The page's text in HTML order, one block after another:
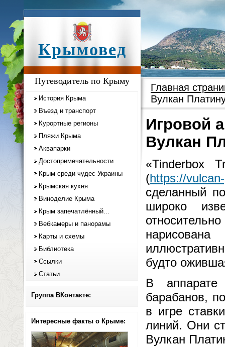
Крымовед
Путеводитель по Крыму
История Крыма
Въезд и транспорт
Курортные регионы
Пляжи Крыма
Аквапарки
Достопримечательности
Крым среди чудес Украины
Крымская кухня
Виноделие Крыма
Крым запечатлённый...
Вебкамеры и панорамы
Карты и схемы
Библиотека
Ссылки
Статьи
Группа ВКонтакте:
Интересные факты о Крыме:
Главная
Вулкан
Игровой
Вулкан
«Tinderbox
(https://
сделанный
широко
будто
В аппарате
барабанов,
в игре
линий. Они
Вулкан